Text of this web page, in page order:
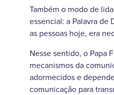
Também o modo de
essencial: a Palavra de
as pessoas hoje, era
Nesse sentido, o Papa
mecanismos da
adormecidos e
comunicação para